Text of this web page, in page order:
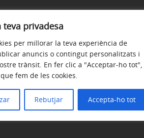
teva privadesa
per millorar la teva experiència de
anuncis o contingut personalitzats i
trànsit. En fer clic a "Acceptar-ho tot",
fem de les cookies.
Rebutjar Accepta-ho tot
de 8h. a 14h.
Política de privacitat